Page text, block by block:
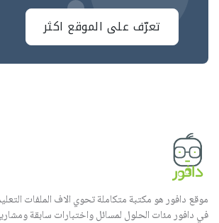
تعرّف على الموقع اكثر
موقع دافور هو مكتبة متكاملة تحوي الاف الملفات
في دافور مئات الحلول لمسائل واختبارات سابقة